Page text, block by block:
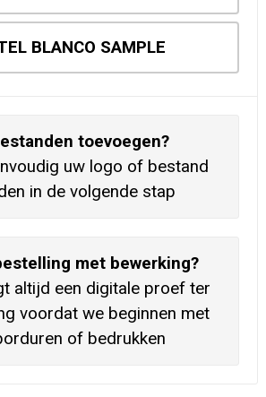
BLANCO SAMPLE
toevoegen?
uw logo of bestand
in de volgende stap
met bewerking?
altijd een digitale proef ter
voordat we beginnen met
of bedrukken